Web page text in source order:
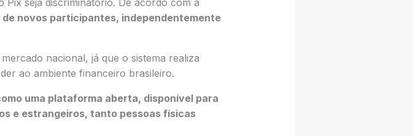
Pix seja discriminatório. De acordo com a
novos participantes, independentemente
nacional, já que o sistema realiza
ao ambiente financeiro brasileiro.
uma plataforma aberta, disponível para
e estrangeiros, tanto pessoas físicas